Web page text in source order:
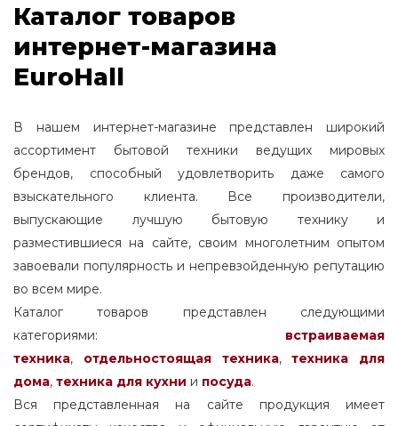
Каталог товаров
интернет-магазина
EuroHall
В нашем интернет-магазине представлен широкий
ассортимент бытовой техники ведущих мировых
брендов, способный удовлетворить даже самого
взыскательного клиента. Все производители,
выпускающие лучшую бытовую технику и
разместившиеся на сайте, своим многолетним опытом
завоевали популярность и непревзойденную репутацию
во всем мире.
Каталог товаров представлен следующими
категориями: встраиваемая
техника, отдельностоящаятехника,
техника для
дома, техника для кухни и посуда.
Вся представленная на сайте продукция имеет